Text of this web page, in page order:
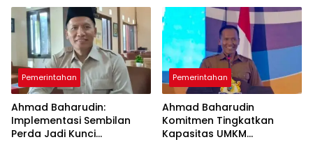
Berkelanjutan
Diperbaiki
Pemerintahan
Ahmad Baharudin:
Implementasi Sembilan
Perda Jadi Kunci
Pemerintahan
Ahmad Baharudin
Komitmen Tingkatkan
Kapasitas UMKM